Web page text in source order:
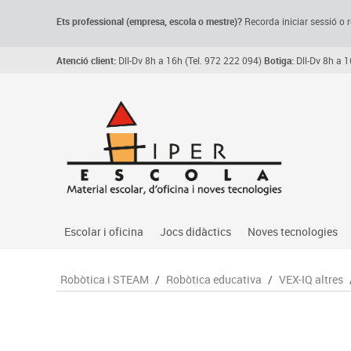
Ets professional (empresa, escolao mestre)? Recorda iniciar sessió o
Atenció client: Dll-Dv 8h a 16h (Tel. 972 222 094)Botiga: Dll-Dv 8h a
Escolar i oficina
Arxiu, carpetes i classificadors
Jocs didàctics
Primeres edats
Noves tecnologies
Audio
Robòtica i STEAM / Robòtica educativa / VEX-IQ altres